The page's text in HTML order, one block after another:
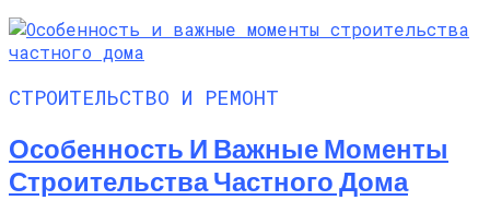
СТРОИТЕЛЬСТВО И РЕМОНТ
Особенность И Важные Моменты
Строительства Частного Дома